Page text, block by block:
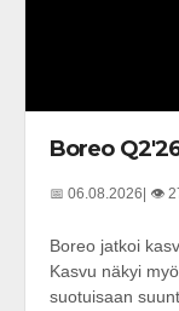
Boreo
📅 06.08.2026 | 👁️
Boreo jatkoi
Kasvu näkyi
suotuisaan